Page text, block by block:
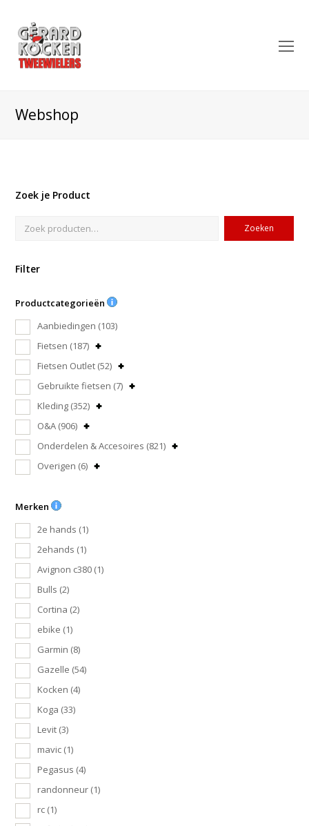
Webshop
Zoek je Product
Zoeken
Filter
Productcategorieën
Aanbiedingen (103)
Fietsen (187)
Fietsen Outlet (52)
Gebruikte fietsen (7)
Kleding (352)
O&A (906)
Onderdelen & Accesoires (821)
Overigen (6)
Merken
2e hands (1)
2ehands (1)
Avignon c380 (1)
Bulls (2)
Cortina (2)
ebike (1)
Garmin (8)
Gazelle (54)
Kocken (4)
Koga (33)
Levit (3)
mavic (1)
Pegasus (4)
randonneur (1)
rc (1)